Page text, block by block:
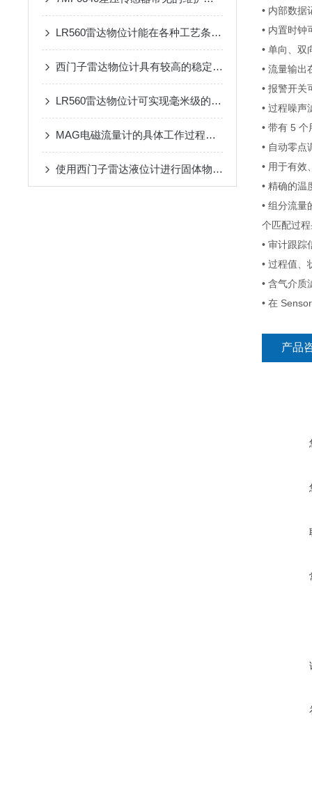
LR560雷达物位计能在各种工艺条件下提供准确测量结果
西门子雷达物位计具有较高的稳定性和抗干扰能力
LR560雷达物位计可实现毫米级的物位测量
MAG电磁流量计的具体工作过程分析
使用西门子雷达液位计进行固体物料的测量
• 内部数据
• 内置时钟
• 单向、双
• 流量输出
• 报警开关
• 过程噪声
• 带有 5
• 自动零点
• 用于有效
• 精确的温
• 组分流量
个匹配过
• 审计跟踪
• 过程值、
• 含气介质
• 在
产品